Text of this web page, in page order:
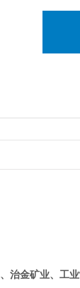
治金矿业、工